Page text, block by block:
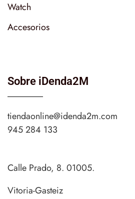
Watch
Accesorios
Sobre iDenda2M
tiendaonline@idenda2m.com
945 284 133
Calle Prado, 8. 01005.
Vitoria-Gasteiz